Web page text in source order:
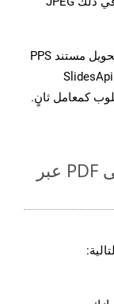
استدعاء طريقة ** تحويل ** لمثيل فئة SlidesApi
خطوات بسيطة لتحويل PPS إلى PDF عبر